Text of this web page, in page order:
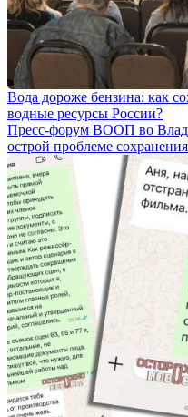
Вода дороже бензина: как
водные ресурсы России?
Пресс-форум ВООП во
острой проблеме